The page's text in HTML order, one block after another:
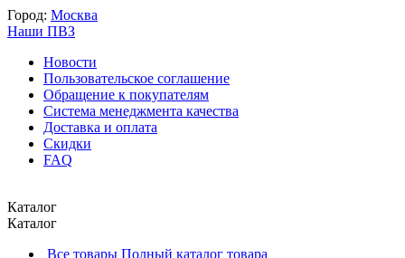
Город: Москва
Наши ПВЗ
Новости
Пользовательское соглашение
Обращение к покупателям
Система менеджмента качества
Доставка и оплата
Скидки
FAQ
Каталог
Каталог
Все товары Полный каталог товара